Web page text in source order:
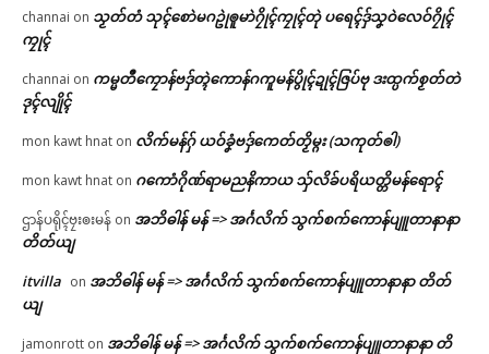
channai on သၟတ်တံ သုၚ်စောဲမဂဥုဲၜူမာဲဂၠိုၚ်ကၠုၚ်တုဲ ပရေၚ်ဒှ်သၞဝဲလေဝ်ဂၠိုၚ်
ကၠုၚ်
channai on ကမ္မတဳကၠောန်ဗဒှ်တ္ၚဲကောန်ဂကူမန်ပွိုၚ်ဍုၚ်ဇြပ်ဗု ဒးထ္ပက်စၟတ်တဲ
ဒုၚ်လျိုၚ်
mon kawt hnat on လိက်မန်ဂှ် ယဝ်ခၞံဗဒှ်ကေတ်တၟိမ္ဂး (သကုတ်ၜါ)
mon kawt hnat on ဂကောံဂိုဏ်ရာမညနိကာယ သှ်လိခ်ပရိယတ္တိမန်ရောၚ်
ဌာန်ပရိုၚ်ဗၠးၜးမန် on အဘိဓါန် မန် => အၚ်္ဂလိက် သွက်စက်ကောန်ပျူတာနာနာ
တိတ်ယျ
itvilla on အဘိဓါန် မန် => အၚ်္ဂလိက် သွက်စက်ကောန်ပျူတာနာနာ တိတ်
ယျ
jamonrott on အဘိဓါန် မန် => အၚ်္ဂလိက် သွက်စက်ကောန်ပျူတာနာနာ တိ